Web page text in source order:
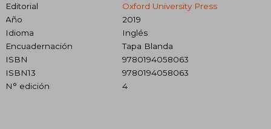
Editorial
Oxford University Press
Año
2019
Idioma
Inglés
Encuadernación
Tapa Blanda
ISBN
9780194058063
ISBN13
9780194058063
N° edición
4